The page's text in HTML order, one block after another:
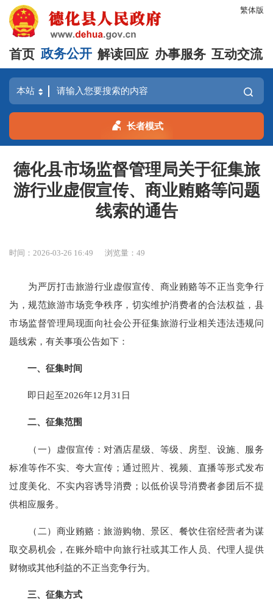
繁体版
首页 政务公开 解读回应 办事服务 互动交流
长者模式
德化县市场监督管理局关于征集旅
游行业虚假宣传、商业贿赂等问题
线索的通告
时间：2026-03-26 16:49 浏览量：49
为严厉打击旅游行业虚假宣传、商业贿赂等不正当竞争行
为，规范旅游市场竞争秩序，切实维护消费者的合法权益，县
市场监督管理局现面向社会公开征集旅游行业相关违法违规问
题线索，有关事项公告如下：
一、征集时间
即日起至2026年12月31日
二、征集范围
（一）虚假宣传：对酒店星级、等级、房型、设施、服务
标准等作不实、夸大宣传；通过照片、视频、直播等形式发布
过度美化、不实内容诱导消费；以低价误导消费者参团后不提
供相应服务。
（二）商业贿赂：旅游购物、景区、餐饮住宿经营者为谋
取交易机会，在账外暗中向旅行社或其工作人员、代理人提供
财物或其他利益的不正当竞争行为。
三、征集方式